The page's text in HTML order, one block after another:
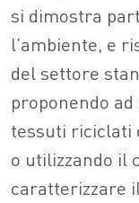
si dimostra
l’ambiente, e
del settore
proponendo
tessuti riciclati
o utilizzando il
caratterizzare